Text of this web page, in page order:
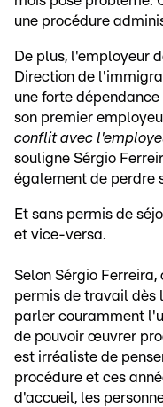
une procédure
De plus, l'employeur
Direction de
une forte
son premier
conflit avec
souligne Sérgio
également de perdre
Et sans permis de
et vice-versa.
Selon Sérgio
permis de travail dès
parler couramment
de pouvoir œuvrer
est irréaliste de
procédure et ces
d'accueil, les